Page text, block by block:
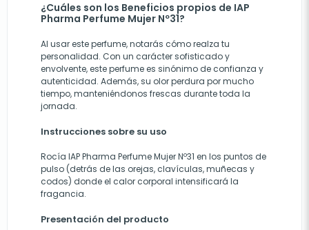
¿Cuáles son los Beneficios propios de IAP
Pharma Perfume Mujer Nº31?
Al usar este perfume, notarás cómo realza tu
personalidad. Con un carácter sofisticado y
envolvente, este perfume es sinónimo de confianza y
autenticidad. Además, su olor perdura por mucho
tiempo, manteniéndonos frescas durante toda la
jornada.
Instrucciones sobre su uso
Rocía IAP Pharma Perfume Mujer Nº31 en los puntos de
pulso (detrás de las orejas, clavículas, muñecas y
codos) donde el calor corporal intensificará la
fragancia.
Presentación del producto